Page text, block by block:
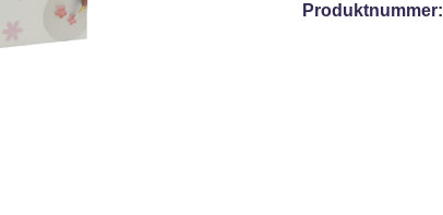
Produktnummer: